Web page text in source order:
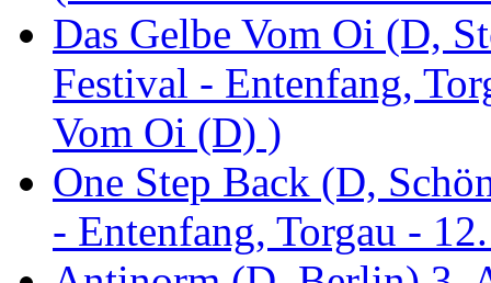
Das Gelbe Vom Oi (D,
Festival - Entenfang,
Vom Oi (D) )
One Step Back (D,
- Entenfang, Torgau -